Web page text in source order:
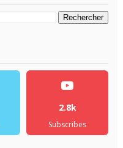
2.8k
Subscribes